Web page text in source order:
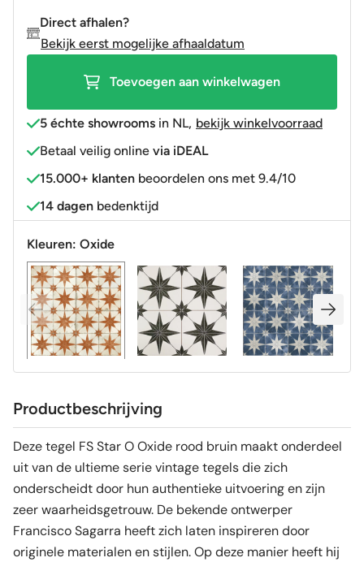
rood
bruin
R9
aantal
Direct afhalen?
Bekijk eerst mogelijke afhaaldatum
Toevoegen aan winkelwagen
5 échte showrooms in NL, bekijk winkelvoorraad
Betaal veilig online via iDEAL
15.000+ klanten beoordelen ons met 9.4/10
14 dagen bedenktijd
Kleuren: Oxide
Productbeschrijving
Deze tegel FS Star O Oxide rood bruin maakt onderdeel
uit van de ultieme serie vintage tegels die zich
onderscheidt door hun authentieke uitvoering en zijn
zeer waarheidsgetrouw. De bekende ontwerper
Francisco Sagarra heeft zich laten inspireren door
originele materialen en stijlen. Op deze manier heeft hij